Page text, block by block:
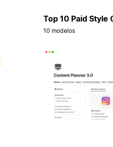
Top 10 Paid Style
10 modelos